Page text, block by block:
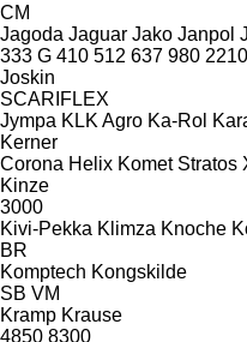
CM
Jagoda Jaguar Jako Janpol
333 G 410 512 637 980 2210
Joskin
SCARIFLEX
Jympa KLK Agro Ka-Rol
Kerner
Corona Helix Komet Stratos
Kinze
3000
Kivi-Pekka Klimza Knoche
BR
Komptech Kongskilde
SB VM
Kramp Krause
4850 8300